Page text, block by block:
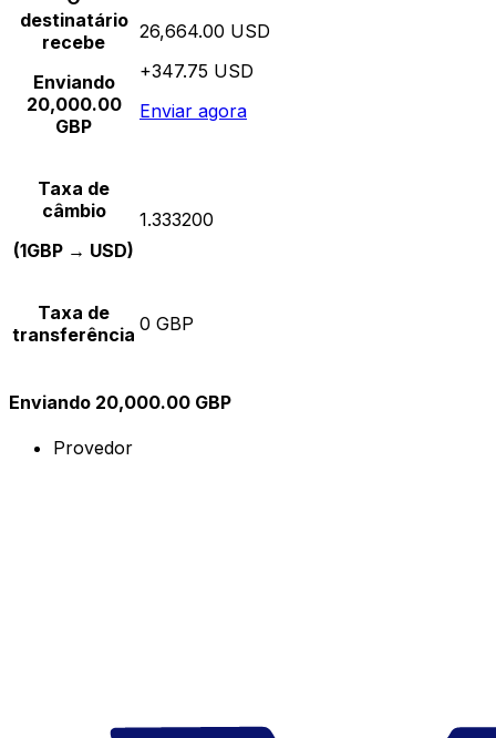
destinatário
recebe
Enviando
20,000.00
GBP
26,664.00 USD
+347.75 USD
Enviar agora
Taxa de
câmbio
(1GBP → USD)
1.333200
Taxa de
transferência 0 GBP
Enviando 20,000.00 GBP
Provedor